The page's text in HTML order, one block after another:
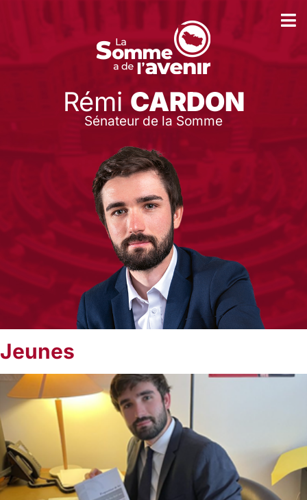
RémiCARDON
Sénateur de la Somme
Jeunes